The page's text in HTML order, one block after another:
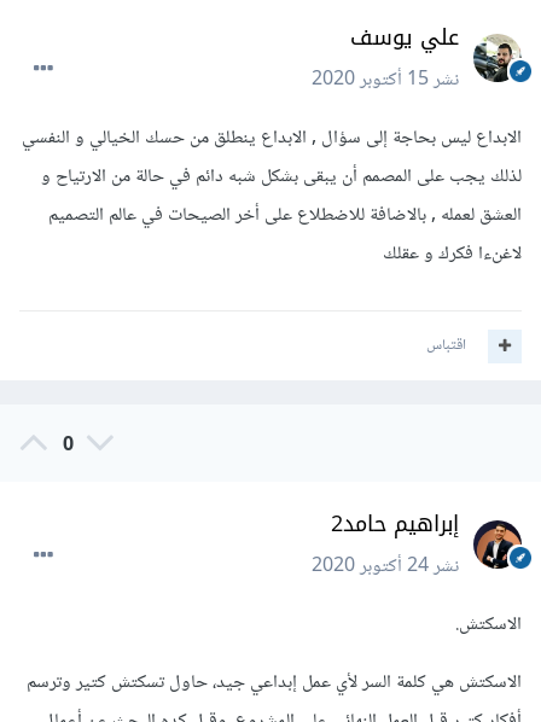
علي يوسف
نشر15 أكتوبر 2020
الابداع ليس بحاجة إلى سؤال , الابداع ينطلق من حسك الخيالي و النفسي
لذلك يجب على المصمم أن يبقى بشكل شبه دائم في حالة من الارتياح و
العشق لعمله , بالاضافة للاضطلاع على أخر الصيحات في عالم التصميم
لاغنءا فكرك و عقلك
اقتباس
0
إبراهيم حامد2
نشر24 أكتوبر 2020
الاسكتش.
الاسكتش هي كلمة السر لأي عمل إبداعي جيد، حاول تسكتش كتير وترسم